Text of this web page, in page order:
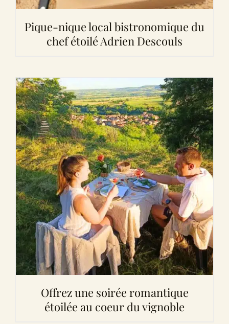
Pique-nique local bistronomique du
chef étoilé Adrien Descouls
Offrez une soirée romantique
étoilée au coeur du vignoble